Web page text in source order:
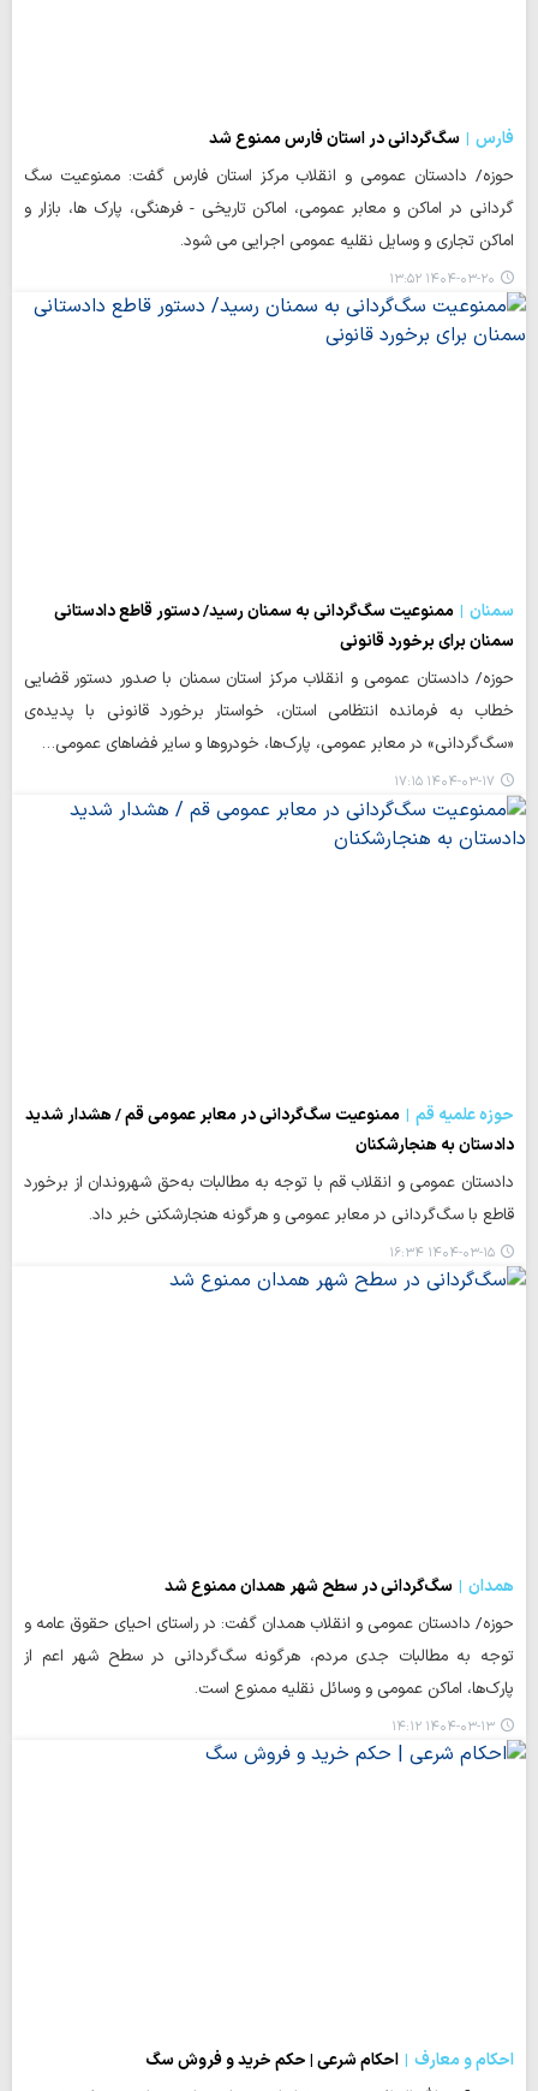
فارس
سگ‌گردانی در استان فارس ممنوع شد
حوزه/ دادستان عمومی و انقلاب مرکز استان فارس گفت: ممنوعیت سگ
گردانی در اماکن و معابر عمومی، اماکن تاریخی - فرهنگی، پارک ها، بازار و
اماکن تجاری و وسایل نقلیه عمومی اجرایی می شود.
۱۴۰۴-۰۳-۲۰ ۱۳:۵۲
سمنان
ممنوعیت سگ‌گردانی به سمنان رسید/ دستور قاطع دادستانی
سمنان برای برخورد قانونی
حوزه/ دادستان عمومی و انقلاب مرکز استان سمنان با صدور دستور قضایی
خطاب به فرمانده انتظامی استان، خواستار برخورد قانونی با پدیده‌ی
«سگ‌گردانی» در معابر عمومی، پارک‌ها، خودروها و سایر فضاهای عمومی…
۱۴۰۴-۰۳-۱۷ ۱۷:۱۵
حوزه علمیه قم
ممنوعیت سگ‌گردانی در معابر عمومی قم / هشدار شدید
دادستان به هنجارشکنان
دادستان عمومی و انقلاب قم با توجه به مطالبات به‌حق شهروندان از برخورد
قاطع با سگ‌گردانی در معابر عمومی و هرگونه هنجارشکنی خبر داد.
۱۴۰۴-۰۳-۱۵ ۱۶:۳۴
همدان
سگ‌گردانی در سطح شهر همدان ممنوع شد
حوزه/ دادستان عمومی و انقلاب همدان گفت: در راستای احیای حقوق عامه و
توجه به مطالبات جدی مردم، هرگونه سگ‌گردانی در سطح شهر اعم از
پارک‌ها، اماکن عمومی و وسائل نقلیه ممنوع است.
۱۴۰۴-۰۳-۱۳ ۱۴:۱۲
احکام و معارف
احکام شرعی | حکم خرید و فروش سگ